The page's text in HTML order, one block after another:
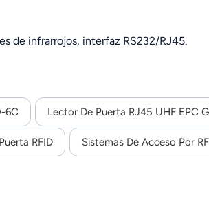
de infrarrojos, interfaz RS232/RJ45.
6C Lector De Puerta RJ45 UHF EPC
RFID Sistemas De Acceso Por